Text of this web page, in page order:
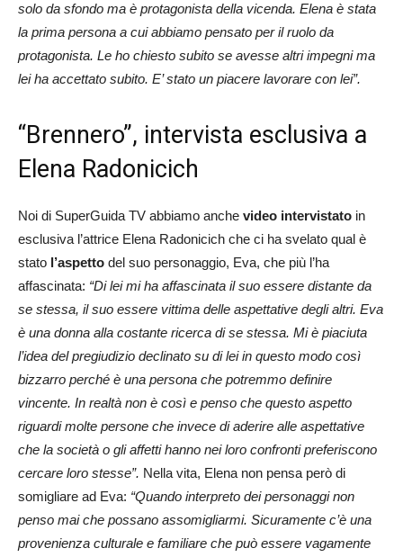
solo da sfondo ma è protagonista della vicenda. Elena è stata
la prima persona a cui abbiamo pensato per il ruolo da
protagonista. Le ho chiesto subito se avesse altri impegni ma
lei ha accettato subito. E’ stato un piacere lavorare con lei”.
“Brennero”, intervista esclusiva a
Elena Radonicich
Noi di SuperGuida TV abbiamo anche video intervistato in
esclusiva l’attrice Elena Radonicich che ci ha svelato qual è
stato l’aspetto del suo personaggio, Eva, che più l’ha
affascinata: “Di lei mi ha affascinata il suo essere distante da
se stessa, il suo essere vittima delle aspettative degli altri. Eva
è una donna alla costante ricerca di se stessa. Mi è piaciuta
l’idea del pregiudizio declinato su di lei in questo modo così
bizzarro perché è una persona che potremmo definire
vincente. In realtà non è così e penso che questo aspetto
riguardi molte persone che invece di aderire alle aspettative
che la società o gli affetti hanno nei loro confronti preferiscono
cercare loro stesse”. Nella vita, Elena non pensa però di
somigliare ad Eva: “Quando interpreto dei personaggi non
penso mai che possano assomigliarmi. Sicuramente c’è una
provenienza culturale e familiare che può essere vagamente